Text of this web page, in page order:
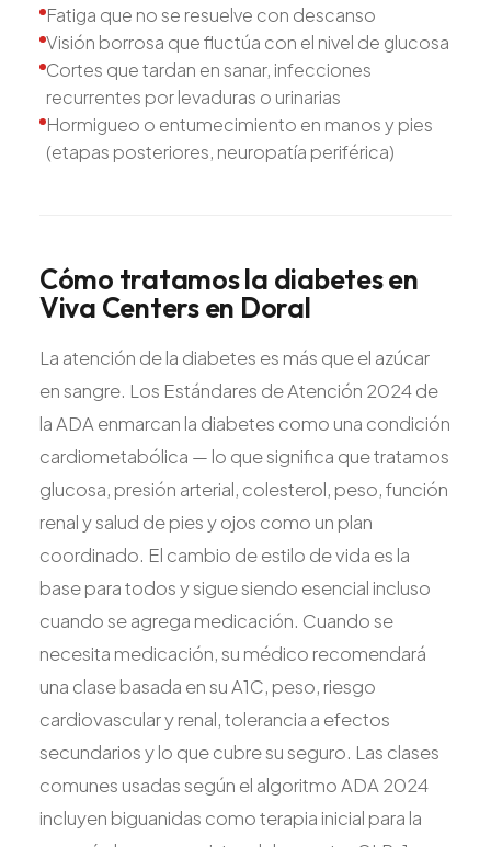
Fatiga que no se resuelve con descanso
Visión borrosa que fluctúa con el nivel de glucosa
Cortes que tardan en sanar, infecciones
recurrentes por levaduras o urinarias
Hormigueo o entumecimiento en manos y pies
(etapas posteriores, neuropatía periférica)
Cómo tratamosla diabetesen
Viva Centersen Doral
La atención de la diabetes es más que el azúcar
en sangre. Los Estándares de Atención 2024 de
la ADA enmarcan la diabetes como una condición
cardiometabólica — lo que significa que tratamos
glucosa, presión arterial, colesterol, peso, función
renal y salud de pies y ojos como un plan
coordinado. El cambio de estilo de vida es la
base para todos y sigue siendo esencial incluso
cuando se agrega medicación. Cuando se
necesita medicación, su médico recomendará
una clase basada en su A1C, peso, riesgo
cardiovascular y renal, tolerancia a efectos
secundarios y lo que cubre su seguro. Las clases
comunes usadas según el algoritmo ADA 2024
incluyen biguanidas como terapia inicial para la